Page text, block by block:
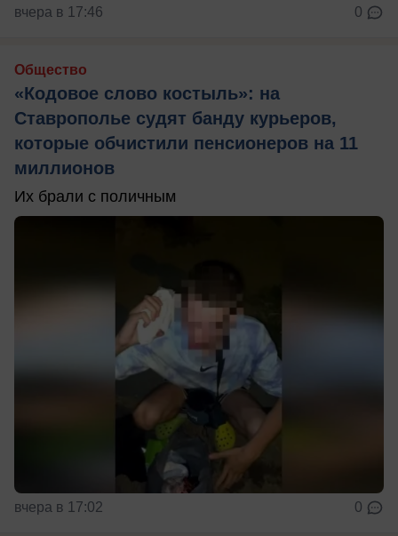
вчера в 17:46 0
Общество
«Кодовое слово костыль»: на
Ставрополье судят банду курьеров,
которые обчистили пенсионеров на 11
миллионов
Их брали с поличным
вчера в 17:02 0